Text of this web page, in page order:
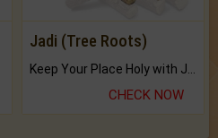
Jadi (Tree Roots)
Keep Your Place Holy with Jadi.
CHECK NOW